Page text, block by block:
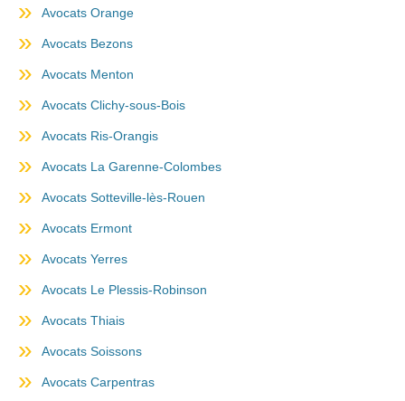
Avocats Orange
Avocats Bezons
Avocats Menton
Avocats Clichy-sous-Bois
Avocats Ris-Orangis
Avocats La Garenne-Colombes
Avocats Sotteville-lès-Rouen
Avocats Ermont
Avocats Yerres
Avocats Le Plessis-Robinson
Avocats Thiais
Avocats Soissons
Avocats Carpentras